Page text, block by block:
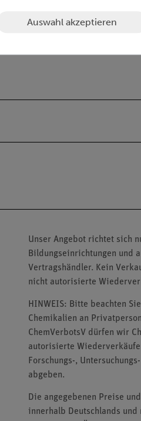
Unser Angebot richtet sich
Bildungseinrichtungen und
Vertragshändler. Kein
nicht autorisierte
HINWEIS: Bitte beachten
Chemikalien an
ChemVerbotsV dürfen wir
autorisierte
Forschungs-,
abgeben.
Die angegebenen Preise
innerhalb Deutschlands und
Auswahl akzeptieren